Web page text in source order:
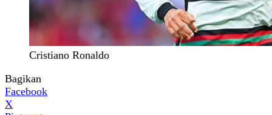
Cristiano Ronaldo
Bagikan
Facebook
X